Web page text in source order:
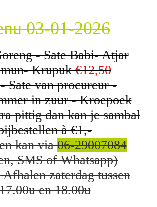
03-01-2026
- Sate Babi- Atjar
Krupuk€12,50
Sate van procureur -
in zuur - Kroepoek
pittig dan kan je sambal
à €1,-
kan via06-29007084
SMS of Whatsapp)
zaterdag tussen
en 18.00u